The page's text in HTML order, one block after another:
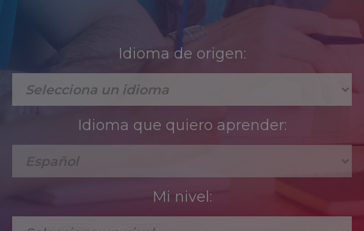
Idioma de origen:
Idioma que quiero aprender:
Mi nivel: